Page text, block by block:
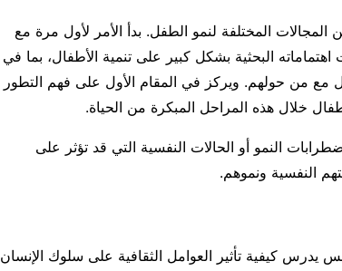
المختلفة لنمو الطفل. بدأ الأمر لأول مرة مع
البحثية بشكل كبير على تنمية الأطفال، بما في
مع من حولهم. ويركز في المقام الأول على فهم التطور
خلال هذه المراحل المبكرة من الحياة.
النمو أو الحالات النفسية التي قد تؤثر على
النفسية ونموهم.
كيفية تأثير العوامل الثقافية على سلوك الإنسان